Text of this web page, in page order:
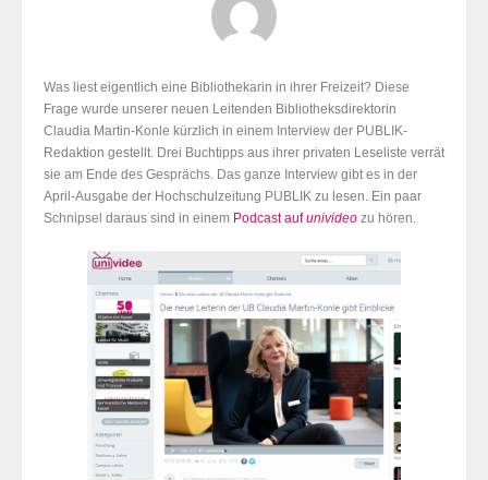
Was liest eigentlich eine Bibliothekarin in ihrer Freizeit? Diese
Frage wurde unserer neuen Leitenden Bibliotheksdirektorin
Claudia Martin-Konle kürzlich in einem Interview der PUBLIK-
Redaktion gestellt. Drei Buchtipps aus ihrer privaten Leseliste verrät
sie am Ende des Gesprächs. Das ganze Interview gibt es in der
April-Ausgabe der Hochschulzeitung PUBLIK zu lesen. Ein paar
Schnipsel daraus sind in einem Podcast aufunivideo zu hören.